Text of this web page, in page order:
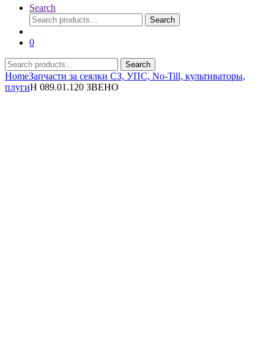
Search
Search
for:
Search
0
Search
for:
Search
HomeЗапчасти за сеялки СЗ, УПС, No-Till, культиваторы,
плугиН 089.01.120 ЗВЕНО